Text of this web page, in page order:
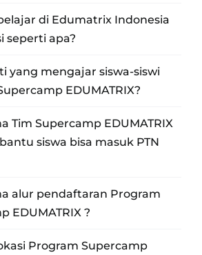
di Edumatrix Indonesia
seperti apa?
yang mengajar siswa-siswi
EDUMATRIX?
Tim Supercamp EDUMATRIX
siswa bisa masuk PTN
alur pendaftaran Program
EDUMATRIX ?
Program Supercamp